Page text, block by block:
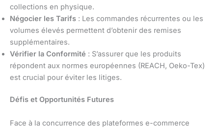
collections en physique.
Négocier les Tarifs : Les commandes récurrentes ou les
volumes élevés permettent d’obtenir des remises
supplémentaires.
Vérifier la Conformité : S’assurer que les produits
répondent aux normes européennes (REACH, Oeko-Tex)
est crucial pour éviter les litiges.
Défis et Opportunités Futures
Face à la concurrence des plateformes e-commerce